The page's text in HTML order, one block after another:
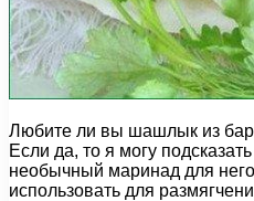
Любите ли вы шашлык из
Если да, то я могу
необычный маринад для
использовать для